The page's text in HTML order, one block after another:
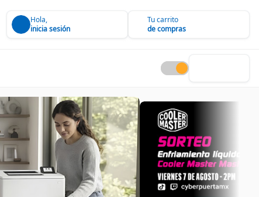
Hola,
inicia sesión
Tu carrito
de compras